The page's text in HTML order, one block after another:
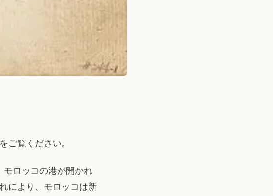
ご覧ください。
モロッコの港が開かれ
により、モロッコは新